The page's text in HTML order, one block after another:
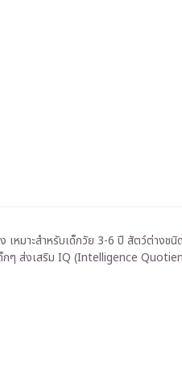
หมาะสำหรับเด็กวัย 3-6 ปี สัตว์ต่างช
กๆ ส่งเสริม IQ (Intelligence